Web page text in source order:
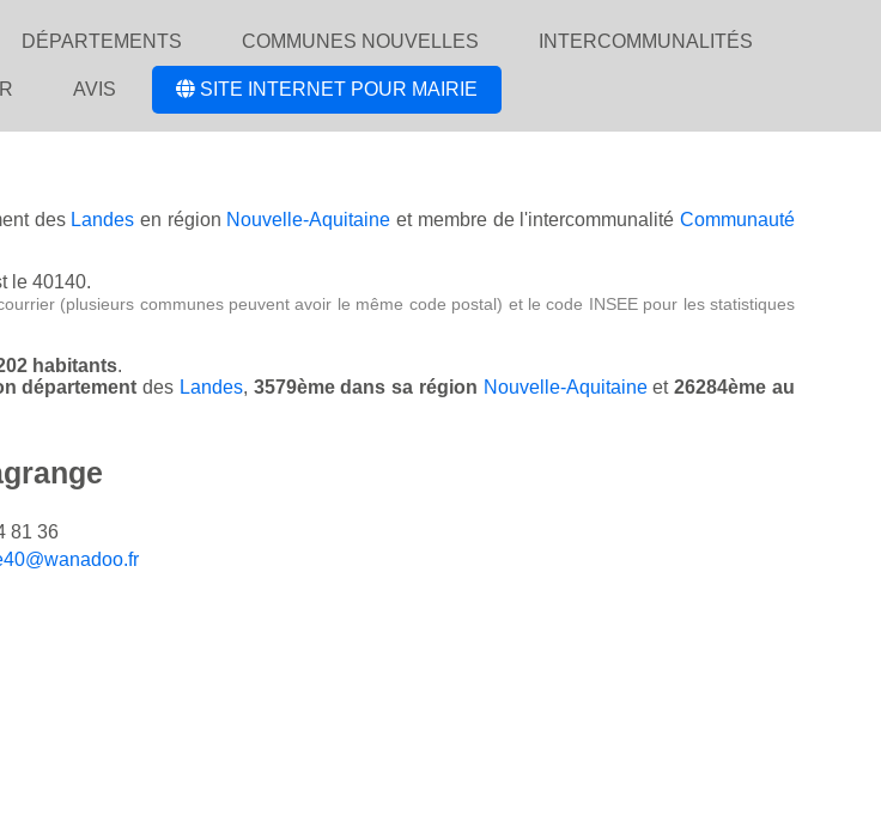
DÉPARTEMENTS COMMUNES NOUVELLES INTERCOMMUNALITÉS
AVIS SITE INTERNET POUR MAIRIE
des Landes en région Nouvelle-Aquitaine et membre de l'intercommunalitéCommunauté
le 40140.
(plusieurs communes peuvent avoir le même code postal) et le code INSEE pour les statistiques
habitants.
département des Landes, 3579ème dans sa région Nouvelle-Aquitaineet26284ème au
81 36